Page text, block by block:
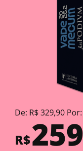
De: R$ 329,90 Por:
R$259